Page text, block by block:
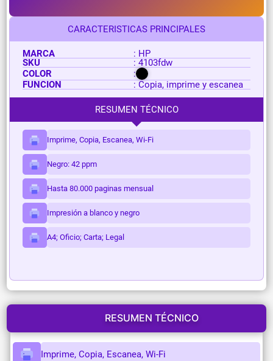
CARACTERISTICAS PRINCIPALES
MARCA
: HP
SKU
: 4103fdw
COLOR
:
FUNCION
: Copia, imprime y escanea
RESUMEN TÉCNICO
Imprime, Copia, Escanea, Wi-Fi
Negro: 42 ppm
Hasta 80.000 paginas mensual
Impresión a blanco y negro
A4; Oficio; Carta; Legal
RESUMEN TÉCNICO
Imprime, Copia, Escanea, Wi-Fi